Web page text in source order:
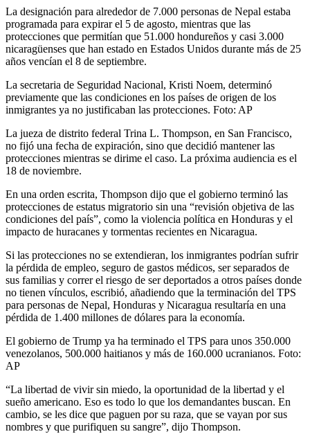
La designación para alrededor de 7.000 personas de Nepal estaba
programada para expirar el 5 de agosto, mientras que las
protecciones que permitían que 51.000 hondureños y casi 3.000
nicaragüenses que han estado en Estados Unidos durante más de 25
años vencían el 8 de septiembre.
La secretaria de Seguridad Nacional, Kristi Noem, determinó
previamente que las condiciones en los países de origen de los
inmigrantes ya no justificaban las protecciones. Foto: AP
La jueza de distrito federal Trina L. Thompson, en San Francisco,
no fijó una fecha de expiración, sino que decidió mantener las
protecciones mientras se dirime el caso. La próxima audiencia es el
18 de noviembre.
En una orden escrita, Thompson dijo que el gobierno terminó las
protecciones de estatus migratorio sin una “revisión objetiva de las
condiciones del país”, como la violencia política en Honduras y el
impacto de huracanes y tormentas recientes en Nicaragua.
Si las protecciones no se extendieran, los inmigrantes podrían sufrir
la pérdida de empleo, seguro de gastos médicos, ser separados de
sus familias y correr el riesgo de ser deportados a otros países donde
no tienen vínculos, escribió, añadiendo que la terminación del TPS
para personas de Nepal, Honduras y Nicaragua resultaría en una
pérdida de 1.400 millones de dólares para la economía.
El gobierno de Trump ya ha terminado el TPS para unos 350.000
venezolanos, 500.000 haitianos y más de 160.000 ucranianos. Foto:
AP
“La libertad de vivir sin miedo, la oportunidad de la libertad y el
sueño americano. Eso es todo lo que los demandantes buscan. En
cambio, se les dice que paguen por su raza, que se vayan por sus
nombres y que purifiquen su sangre”, dijo Thompson.